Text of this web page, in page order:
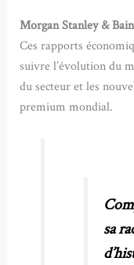
Morgan Stanley &
Ces rapports
suivre l’évolution du
du secteur et les
premium mondial.
sa